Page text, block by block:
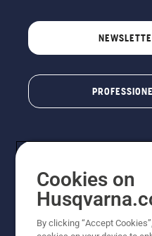
Cookies on
By clicking “Accept